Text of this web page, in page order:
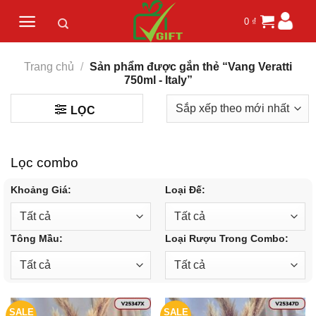
content
0 ₫
Trang chủ / Sản phẩm được gắn thẻ “Vang Veratti
750ml - Italy”
LỌC
Lọc combo
Khoảng Giá: Loại Đế:
Tông Mầu: Loại Rượu Trong Combo:
SALE SALE